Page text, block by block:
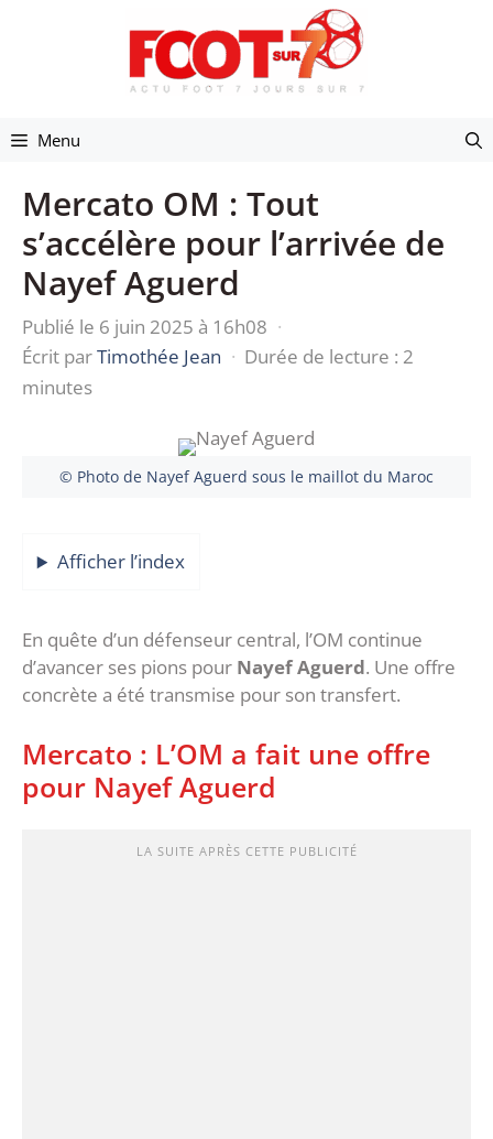
Menu
Mercato OM : Tout
s’accélère pour l’arrivée de
Nayef Aguerd
Publié le 6 juin 2025 à 16h08 ·
Écrit parTimothée Jean · Durée de lecture : 2
minutes
© Photo de Nayef Aguerd sous le maillot du Maroc
Afficher l’index
En quête d’un défenseur central, l’OM continue
d’avancer ses pions pour Nayef Aguerd. Une offre
concrète a été transmise pour son transfert.
Mercato : L’OM a fait une offre
pour Nayef Aguerd
LA SUITE APRÈS CETTE PUBLICITÉ